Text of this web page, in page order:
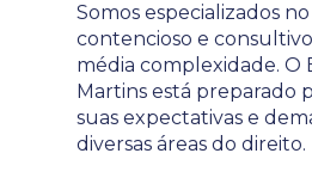
Somos especializados
contencioso e
média complexidade. O
Martins está preparado
suas expectativas e
diversas áreas do direito.